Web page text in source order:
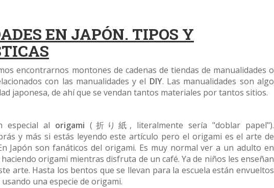
EN JAPÓN. TIPOS Y
encontrarnos montones de cadenas de tiendas de manualidades o
con las manualidades y el DIY. Las manualidades son algo
japonesa, de ahí que se vendan tantos materiales por tantos sitios.
especial al origami (折り紙, literalmente sería "doblar papel").
y más si estás leyendo este artículo pero el origami es el arte de
Japón son fanáticos del origami. Es muy normal ver a un adulto en
origami mientras disfruta de un café. Ya de niños les enseñan
arte. Hasta los bentos que se llevan para la escuela están envueltos
una especie de origami.